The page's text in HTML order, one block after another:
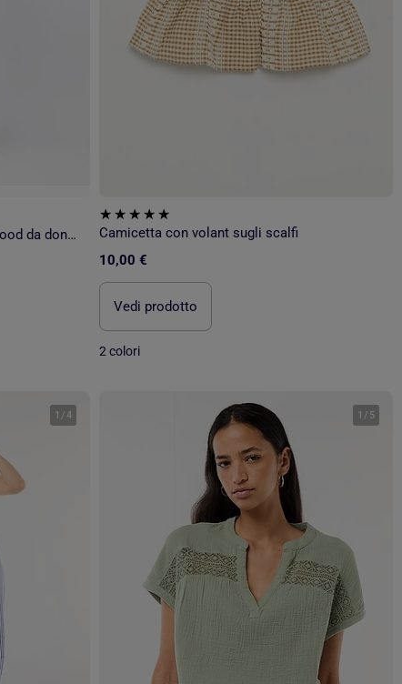
Pigiama a maniche corte Vichy Mood da donna ADMAS
Camicetta con volant sugli scalfi
10,00 €
Vedi prodotto
2 colori
1 /4 1 / 5